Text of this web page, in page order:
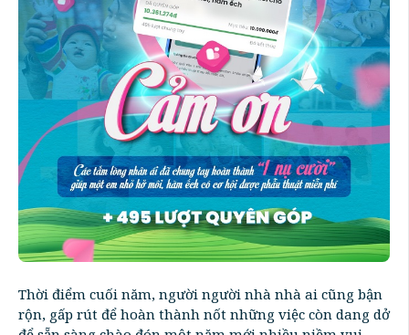
Thời điểm cuối năm, người người nhà nhà ai cũng bận
rộn, gấp rút để hoàn thành nốt những việc còn dang dở